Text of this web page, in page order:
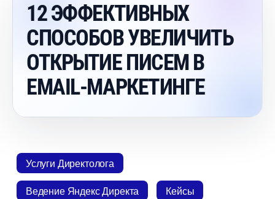
12 ЭФФЕКТИВНЫХ
СПОСОБОВ УВЕЛИЧИТЬ
ОТКРЫТИЕ ПИСЕМ
EMAIL-МАРКЕТИНГЕ
Услуги Директолога
едение Яндекс Директа
Кейсы